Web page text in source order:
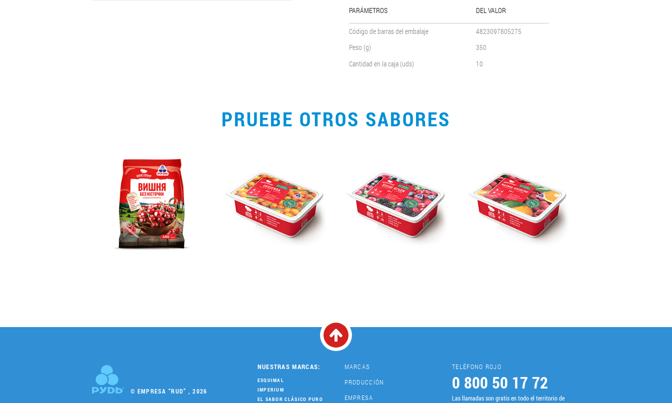
PARÁMETROS DEL VALOR
Código de barras del embalaje
4823097805275
Peso (g)
350
Cantidad en la caja (uds)
10
PRUEBE OTROS SABORES
© EMPRESA “RUD” , 2026
NUESTRAS MARCAS:
ESQUIMAL
IMPERIUM
EL SABOR CLÁSICO PURO
MARCAS
PRODUCCIÓN
EMPRESA
TELÉFONO ROJO
0 800 50 17 72
Las llamadas son gratis en todo el territorio de